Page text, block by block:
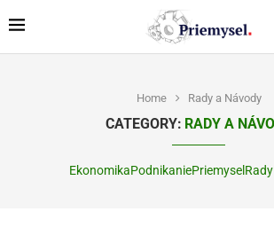
Home Rady a Návody
CATEGORY: RADY A
EkonomikaPodnikaniePriemysel